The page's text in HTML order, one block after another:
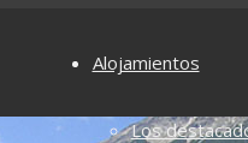
Alojamientos
Los